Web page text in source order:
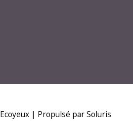
Ecoyeux| Propulsé par Soluris